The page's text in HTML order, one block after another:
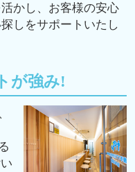
かし、お客様の安心
しをサポートいたし
が強み!